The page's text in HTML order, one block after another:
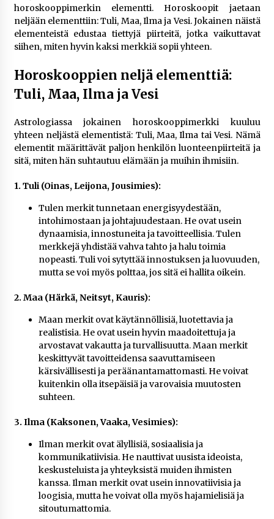
horoskooppimerkin elementti. Horoskoopit jaetaan
neljään elementtiin: Tuli, Maa, Ilma ja Vesi. Jokainen näistä
elementeistä edustaa tiettyjä piirteitä, jotka vaikuttavat
siihen, miten hyvin kaksi merkkiä sopii yhteen.
Horoskooppien neljä elementtiä:
Tuli, Maa, Ilma ja Vesi
Astrologiassa jokainen horoskooppimerkki kuuluu
yhteen neljästä elementistä: Tuli, Maa, Ilma tai Vesi. Nämä
elementit määrittävät paljon henkilön luonteenpiirteitä ja
sitä, miten hän suhtautuu elämään ja muihin ihmisiin.
1. Tuli (Oinas, Leijona, Jousimies):
Tulen merkit tunnetaan energisyydestään,
intohimostaan ja johtajuudestaan. He ovat usein
dynaamisia, innostuneita ja tavoitteellisia. Tulen
merkkejä yhdistää vahva tahto ja halu toimia
nopeasti. Tuli voi sytyttää innostuksen ja luovuuden,
mutta se voi myös polttaa, jos sitä ei hallita oikein.
2. Maa (Härkä, Neitsyt, Kauris):
Maan merkit ovat käytännöllisiä, luotettavia ja
realistisia. He ovat usein hyvin maadoitettuja ja
arvostavat vakautta ja turvallisuutta. Maan merkit
keskittyvät tavoitteidensa saavuttamiseen
kärsivällisesti ja peräänantamattomasti. He voivat
kuitenkin olla itsepäisiä ja varovaisia muutosten
suhteen.
3. Ilma (Kaksonen, Vaaka, Vesimies):
Ilman merkit ovat älyllisiä, sosiaalisia ja
kommunikatiivisia. He nauttivat uusista ideoista,
keskusteluista ja yhteyksistä muiden ihmisten
kanssa. Ilman merkit ovat usein innovatiivisia ja
loogisia, mutta he voivat olla myös hajamielisiä ja
sitoutumattomia.